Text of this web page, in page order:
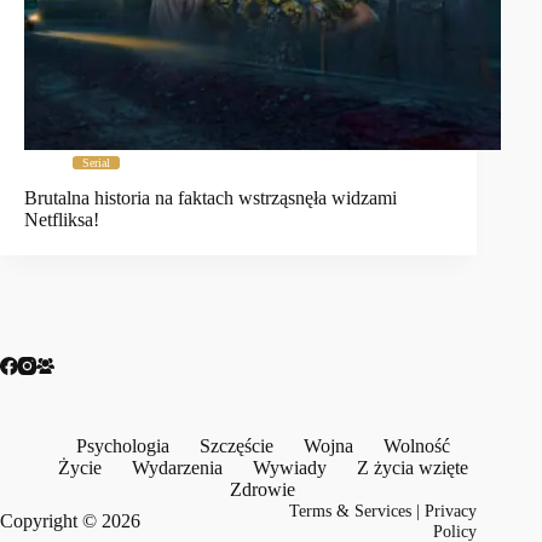
Serial
Brutalna historia na faktach wstrząsnęła widzami
Netfliksa!
Psychologia Szczęście Wojna
Wolność
Życie
Wydarzenia Wywiady
Z życia wzięte
Zdrowie
Copyright © 2026
Terms & Services |Privacy
Policy